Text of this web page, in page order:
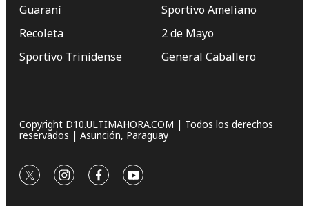
Guaraní
Recoleta
Sportivo Trinidense
Sportivo Ameliano
2 de Mayo
General Caballero
Copyright D10.ULTIMAHORA.COM | Todos los derechos
reservados | Asunción, Paraguay
twitterinstagram
facebookyoutube